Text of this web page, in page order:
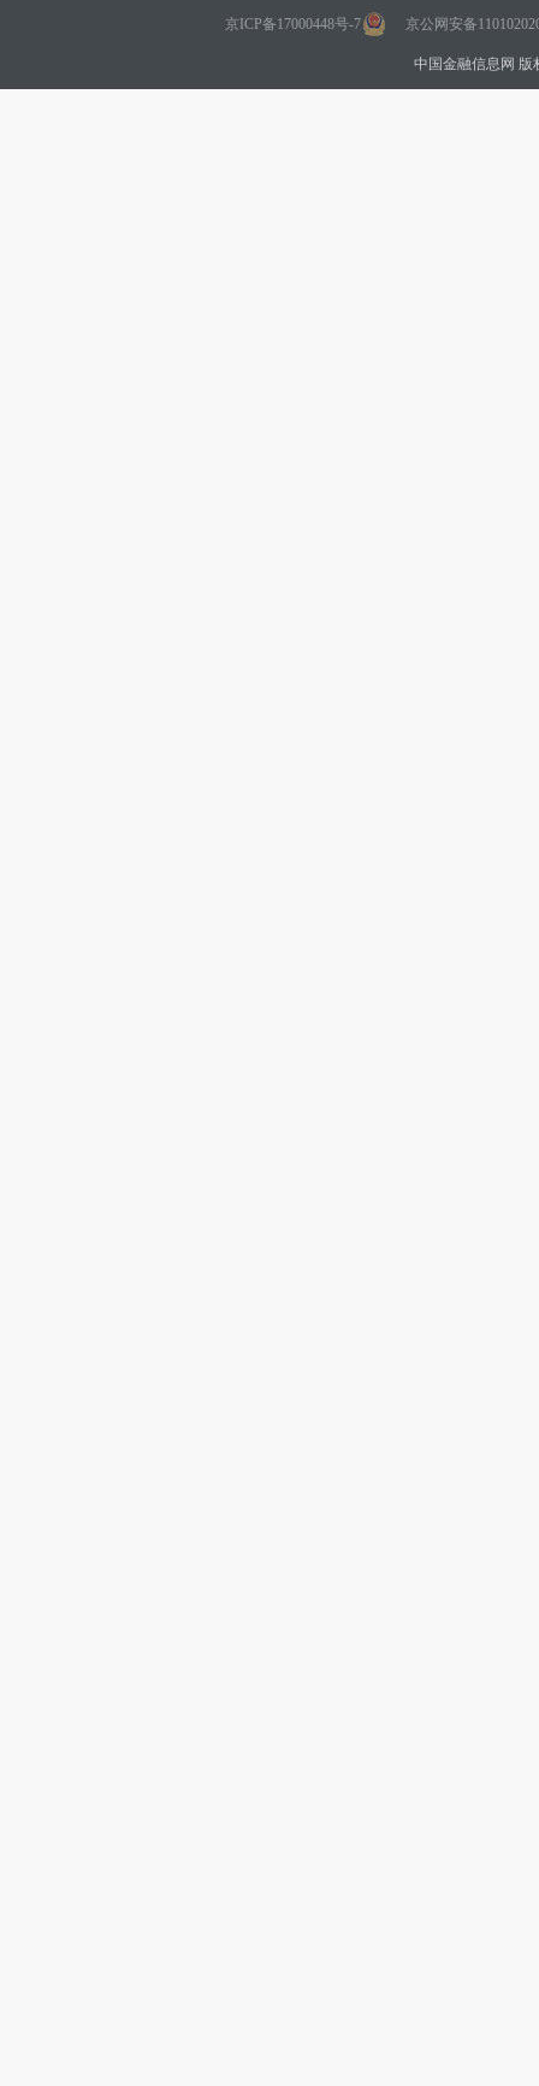
京ICP备17000448号-7 京公网安备
中国金融信息网 版